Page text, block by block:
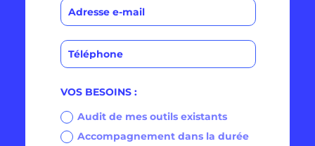
VOS BESOINS :
Audit de mes outils existants
Accompagnement dans la durée